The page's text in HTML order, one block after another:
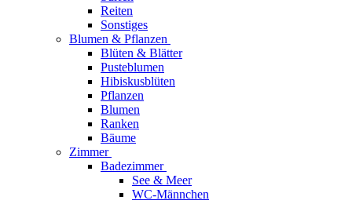
Reiten
Sonstiges
Blumen & Pflanzen
Blüten & Blätter
Pusteblumen
Hibiskusblüten
Pflanzen
Blumen
Ranken
Bäume
Zimmer
Badezimmer
See & Meer
WC-Männchen